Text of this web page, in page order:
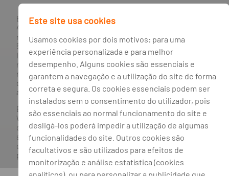
BANCO BPI, S.A., com sede na Avenida da Boavista, 1117,
4100-129 Porto; Capital Social: € 1 293 063 324,98; matriculada
na CRC Porto sob o número de matrícula PTIRNMJ 501 214
534, como o número de identificação fiscal 501 214 534.
Intermediário financeiro registado na CMVM com o n° 300 e
no Banco de Portugal sob o código n° 10. Agente de Seguros
n.º 419527591, registado junto da Autoridade de Supervisão
de Seguros e Fundos de Pensões em 21/01/2019, e autorizado
a exercer atividade nos Ramos de Seguro Vida e Não Vida.
Banco BPI ©. Todos os direitos reservados.
WebsiteAcessível.O Banco BPI não se responsabiliza por
quaisquer traduções do site efetuadas através do browser,
sendo a versão em língua portuguesa a única versão oficial,
que prevalecerá em qualquer caso. Este site encontra-se em
processo de adoção do novo acordo ortográfico.
Este site usa cookies
Usamos cookies por dois motivos: para uma
experiência personalizada e para melhor
desempenho. Alguns cookies são essenciais e
garantem a navegação e a utilização do site de forma
correta e segura. Os cookies essenciais podem ser
instalados sem o consentimento do utilizador, pois
são essenciais ao normal funcionamento do site e
desligá-los poderá impedir a utilização de algumas
funcionalidades do site. Outros cookies são
facultativos e são utilizados para efeitos de
monitorização e análise estatística (cookies